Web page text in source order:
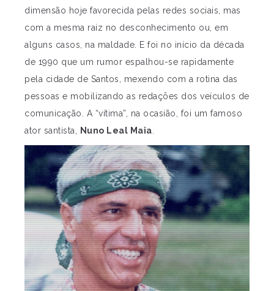
dimensão hoje favorecida pelas redes sociais, mas
com a mesma raiz no desconhecimento ou, em
alguns casos, na maldade. E foi no início da década
de 1990 que um rumor espalhou-se rapidamente
pela cidade de Santos, mexendo com a rotina das
pessoas e mobilizando as redações dos veículos de
comunicação. A “vítima”, na ocasião, foi um famoso
ator santista,
Nuno Leal Maia